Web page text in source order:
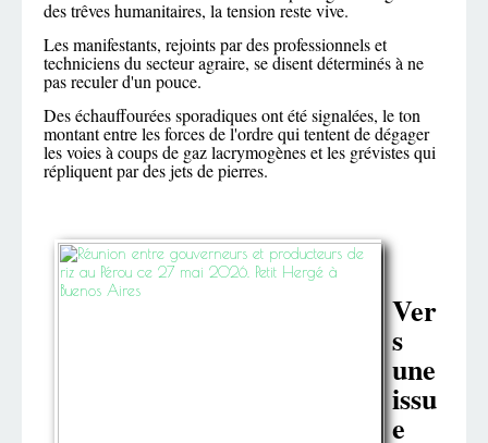
des trêves humanitaires, la tension reste vive.
Les manifestants, rejoints par des professionnels et
techniciens du secteur agraire, se disent déterminés à ne
pas reculer d'un pouce.
Des échauffourées sporadiques ont été signalées, le ton
montant entre les forces de l'ordre qui tentent de dégager
les voies à coups de gaz lacrymogènes et les grévistes qui
répliquent par des jets de pierres.
Ver
s
une
issu
e